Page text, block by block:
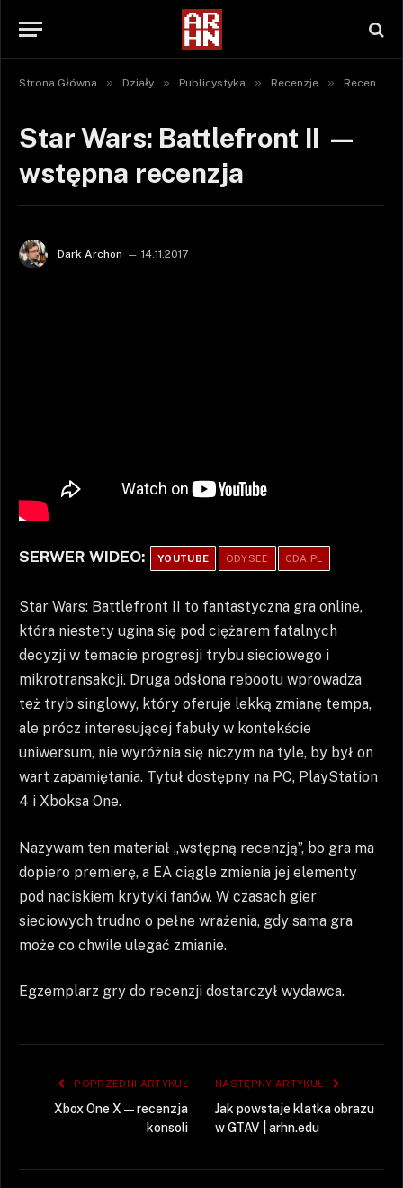
Strona Główna » Działy » Publicystyka » Recenzje » Recenzje gier
Star Wars: Battlefront II —
wstępna recenzja
Dark Archon 14.11.2017
SERWER WIDEO: YOUTUBE ODYSEE CDA.PL
Star Wars: Battlefront II to fantastyczna gra online,
która niestety ugina się pod ciężarem fatalnych
decyzji w temacie progresji trybu sieciowego i
mikrotransakcji. Druga odsłona rebootu wprowadza
też tryb singlowy, który oferuje lekką zmianę tempa,
ale prócz interesującej fabuły w kontekście
uniwersum, nie wyróżnia się niczym na tyle, by był on
wart zapamiętania. Tytuł dostępny na PC, PlayStation
4 i Xboksa One.
Nazywam ten materiał „wstępną recenzją”, bo gra ma
dopiero premierę, a EA ciągle zmienia jej elementy
pod naciskiem krytyki fanów. W czasach gier
sieciowych trudno o pełne wrażenia, gdy sama gra
może co chwile ulegać zmianie.
Egzemplarz gry do recenzji dostarczył wydawca.
POPRZEDNI ARTYKUŁ
Xbox One X — recenzja
konsoli
NASTĘPNY ARTYKUŁ
Jak powstaje klatka obrazu
w GTAV | arhn.edu